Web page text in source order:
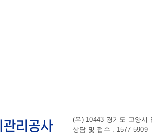
(우) 10443 경기도 고양시
상담 및 접수 . 1577-